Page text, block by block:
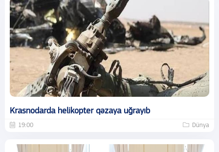
Krasnodarda helikopter qəzaya uğrayıb
19:00 Dünya